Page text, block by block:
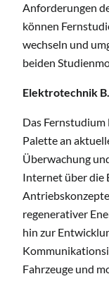
Anforderungen
können
wechseln und
beiden
Elektrotechnik
Das
Palette an
Überwachung
Internet über die
regenerativer
hin zur
Fahrzeuge und